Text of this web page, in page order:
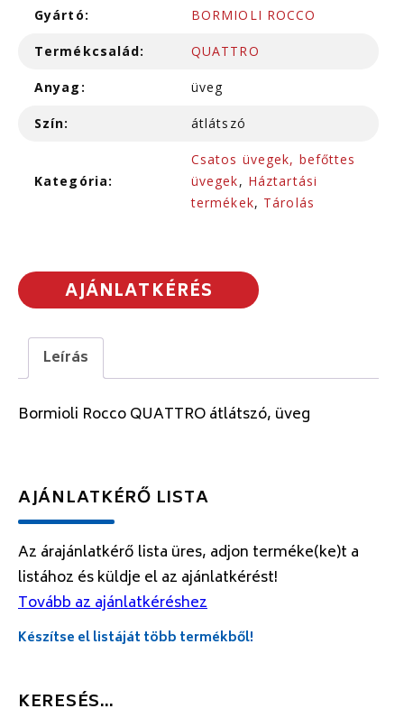
Gyártó: BORMIOLI ROCCO
Termékcsalád: QUATTRO
Anyag: üveg
Szín: átlátszó
Kategória:
Csatos üvegek, befőttes
üvegek, Háztartási
termékek, Tárolás
AJÁNLATKÉRÉS
Leírás
Bormioli Rocco QUATTRO átlátszó, üveg
AJÁNLATKÉRŐ LISTA
Az árajánlatkérő lista üres, adjon terméke(ke)t a
listához és küldje el az ajánlatkérést!
Tovább az ajánlatkéréshez
Készítse el listáját több termékből!
KERESÉS…